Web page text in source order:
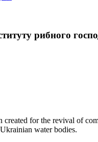
рибного
created for the revival of
water bodies.